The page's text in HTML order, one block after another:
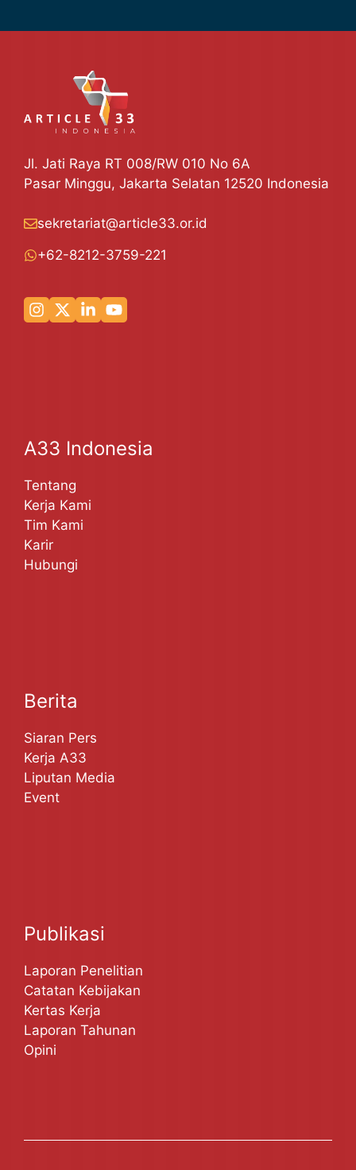
Jl. Jati Raya RT 008/RW 010 No 6A
Pasar Minggu, Jakarta Selatan 12520 Indonesia
sekretariat@article33.or.id
+62-8212-3759-221
A33 Indonesia
Tentang
Kerja Kami
Tim Kami
Karir
Hubungi
Berita
Siaran Pers
Kerja A33
Liputan Media
Event
Publikasi
Laporan Penelitian
Catatan Kebijakan
Kertas Kerja
Laporan Tahunan
Opini